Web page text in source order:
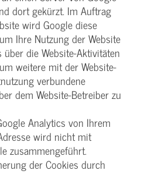
dort gekürzt. Im Auftrag
wird Google diese
Ihre Nutzung der Website
die Website-Aktivitäten
weitere mit der Website-
verbundene
dem Website-Betreiber zu
Analytics von Ihrem
wird nicht mit
zusammengeführt.
der Cookies durch